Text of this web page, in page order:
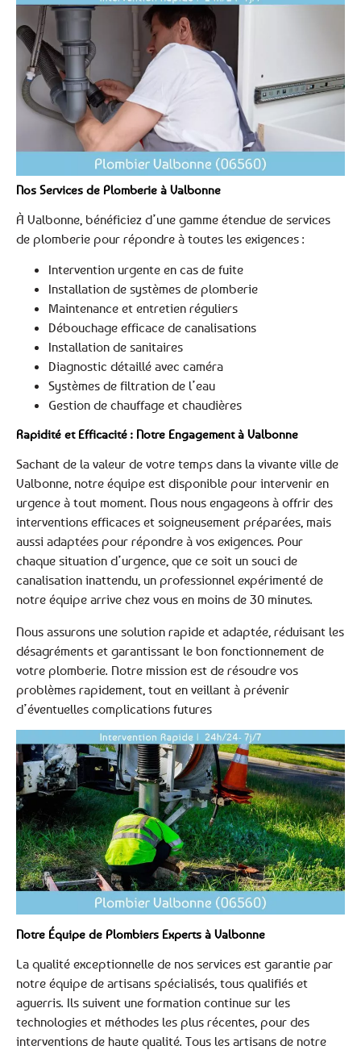
Nos Services de Plomberie à Valbonne
À Valbonne, bénéficiez d’une gamme étendue de services
de plomberie pour répondre à toutes les exigences :
Intervention urgente en cas de fuite
Installation de systèmes de plomberie
Maintenance et entretien réguliers
Débouchage efficace de canalisations
Installation de sanitaires
Diagnostic détaillé avec caméra
Systèmes de filtration de l’eau
Gestion de chauffage et chaudières
Rapidité et Efficacité : Notre Engagement à Valbonne
Sachant de la valeur de votre temps dans la vivante ville de
Valbonne, notre équipe est disponible pour intervenir en
urgence à tout moment. Nous nous engageons à offrir des
interventions efficaces et soigneusement préparées, mais
aussi adaptées pour répondre à vos exigences. Pour
chaque situation d’urgence, que ce soit un souci de
canalisation inattendu, un professionnel expérimenté de
notre équipe arrive chez vous en moins de 30 minutes.
Nous assurons une solution rapide et adaptée, réduisant les
désagréments et garantissant le bon fonctionnement de
votre plomberie. Notre mission est de résoudre vos
problèmes rapidement, tout en veillant à prévenir
d’éventuelles complications futures
Notre Équipe de Plombiers Experts à Valbonne
La qualité exceptionnelle de nos services est garantie par
notre équipe de artisans spécialisés, tous qualifiés et
aguerris. Ils suivent une formation continue sur les
technologies et méthodes les plus récentes, pour des
interventions de haute qualité. Tous les artisans de notre